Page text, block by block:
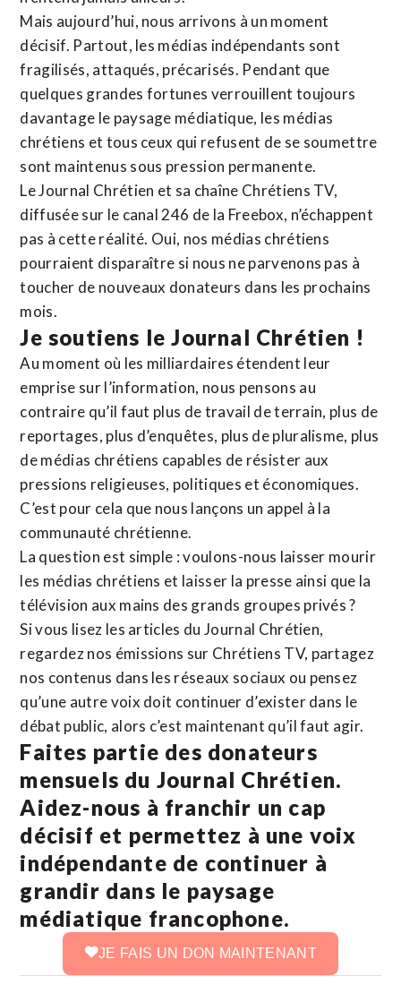
Mais aujourd’hui, nous arrivons à un moment
décisif. Partout, les médias indépendants sont
fragilisés, attaqués, précarisés. Pendant que
quelques grandes fortunes verrouillent toujours
davantage le paysage médiatique, les médias
chrétiens et tous ceux qui refusent de se soumettre
sont maintenus sous pression permanente.
Le Journal Chrétien et sa chaîne Chrétiens TV,
diffusée sur le canal 246 de la Freebox, n’échappent
pas à cette réalité. Oui, nos médias chrétiens
pourraient disparaître si nous ne parvenons pas à
toucher de nouveaux donateurs dans les prochains
mois.
Je soutiens le Journal Chrétien !
Au moment où les milliardaires étendent leur
emprise sur l’information, nous pensons au
contraire qu’il faut plus de travail de terrain, plus de
reportages, plus d’enquêtes, plus de pluralisme, plus
de médias chrétiens capables de résister aux
pressions religieuses, politiques et économiques.
C’est pour cela que nous lançons un appel à la
communauté chrétienne.
La question est simple : voulons-nous laisser mourir
les médias chrétiens et laisser la presse ainsi que la
télévision aux mains des grands groupes privés ?
Si vous lisez les articles du Journal Chrétien,
regardez nos émissions sur Chrétiens TV, partagez
nos contenus dans les réseaux sociaux ou pensez
qu’une autre voix doit continuer d’exister dans le
débat public, alors c’est maintenant qu’il faut agir.
Faites partie des donateurs
mensuels du Journal Chrétien.
Aidez-nous à franchir un cap
décisif et permettez à une voix
indépendante de continuer à
grandir dans le paysage
médiatique francophone.
JE FAIS UN DON MAINTENANT